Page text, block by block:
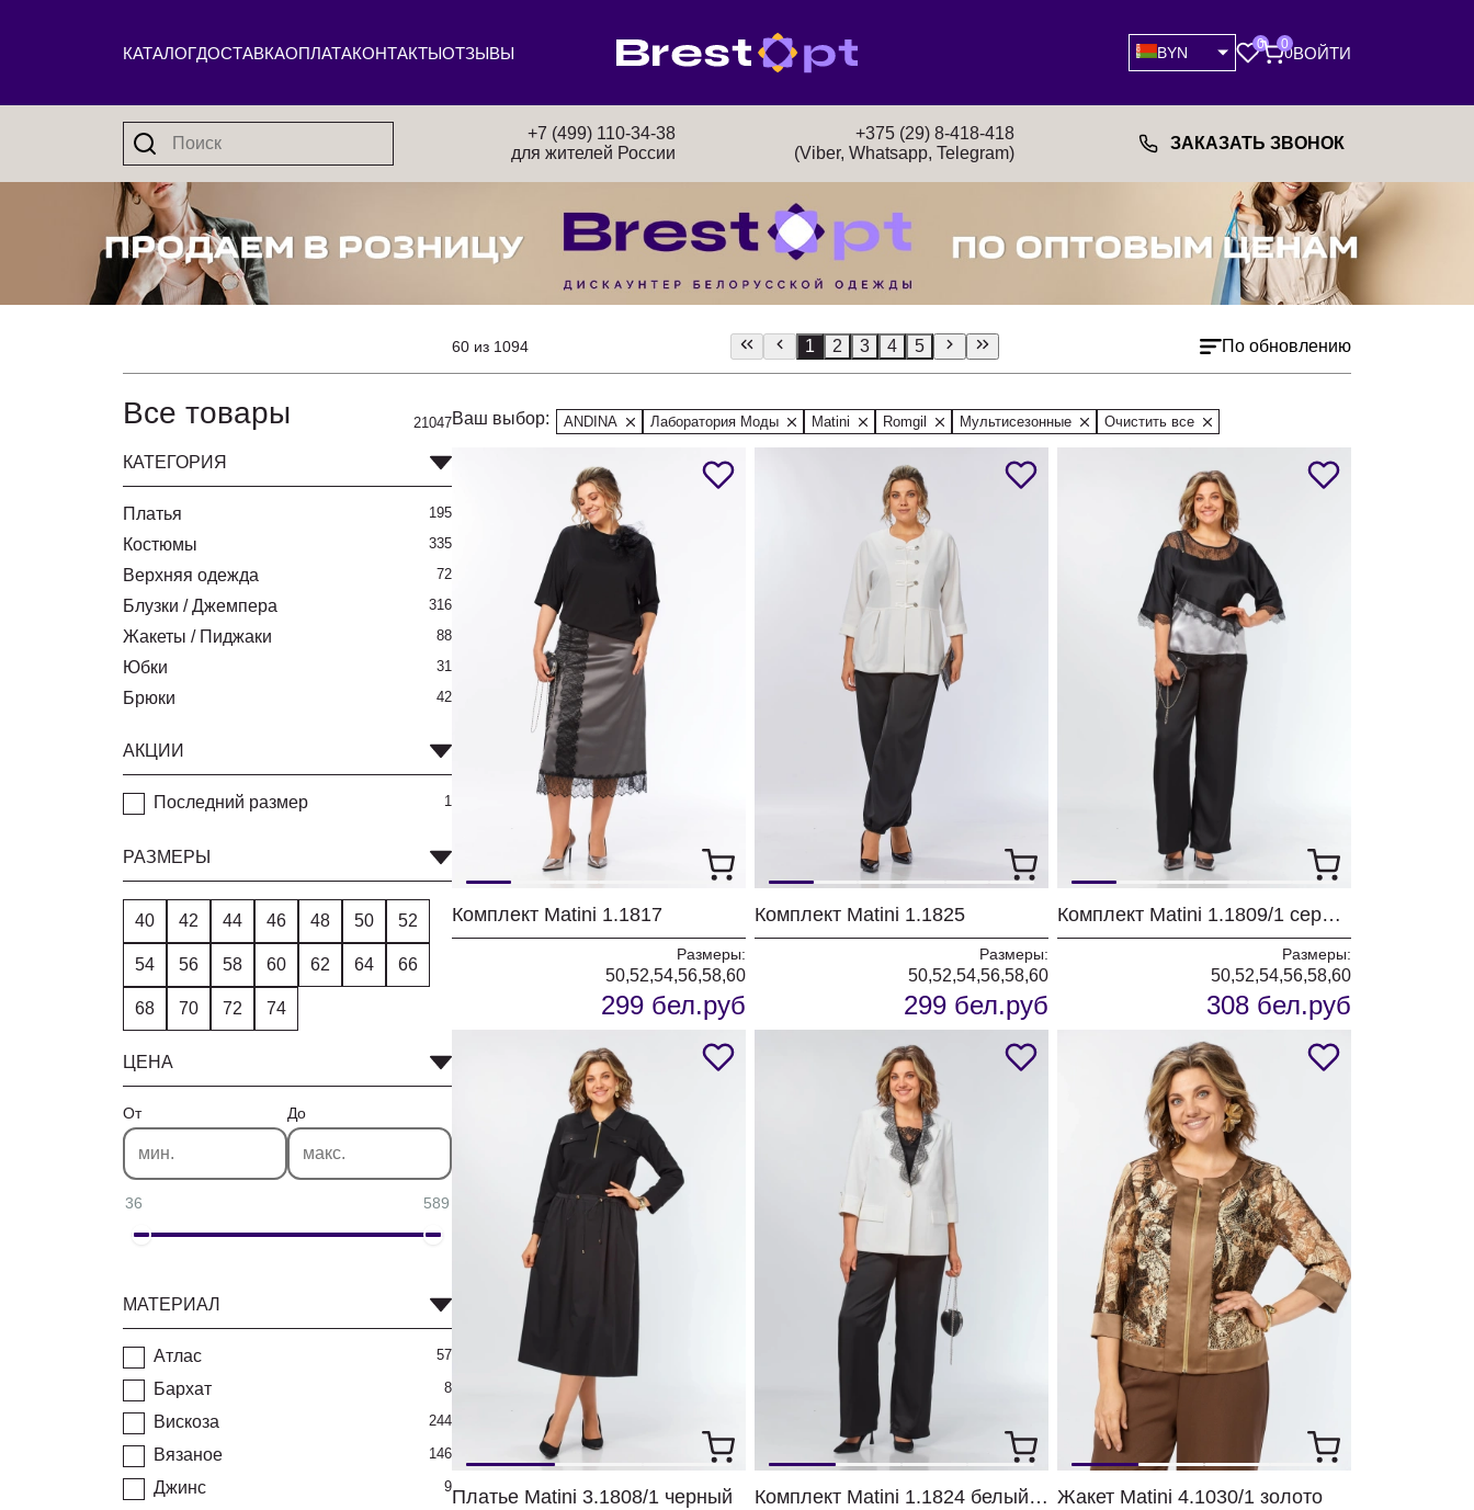
КАТАЛОГДОСТАВКАОПЛАТАКОНТАКТЫОТЗЫВЫ BYN
0 0
0ВОЙТИ
+7 (499) 110-34-38
для жителей России
+375 (29) 8-418-418
(Viber, Whatsapp, Telegram)
ЗАКАЗАТЬ ЗВОНОК
60 из 1094 По обновлению
1 2 3 4 5
Все товары 21047
КАТЕГОРИЯ
Платья 195
Костюмы 335
Верхняя одежда 72
Блузки / Джемпера 316
Жакеты / Пиджаки 88
Юбки 31
Брюки 42
АКЦИИ
Последний размер 1
РАЗМЕРЫ
40 42 44 46 48 50 52
54 56 58 60 62 64 66
68 70 72 74
ЦЕНА
От До
36 589
МАТЕРИАЛ
Атлас 57
Бархат 8
Вискоза 244
Вязаное 146
Джинс 9
Ваш выбор: ANDINA Лаборатория Моды Matini Romgil Мультисезонные Очистить все
Комплект Matini 1.1817
Размеры:
50,52,54,56,58,60
299 бел.руб
Комплект Matini 1.1825
Размеры:
50,52,54,56,58,60
299 бел.руб
Комплект Matini 1.1809/1 серый+черный
Размеры:
50,52,54,56,58,60
308 бел.руб
Платье Matini 3.1808/1 черный Комплект Matini 1.1824 белый+черный Жакет Matini 4.1030/1 золото